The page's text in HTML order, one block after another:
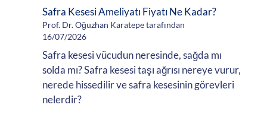
Safra Kesesi Ameliyatı Fiyatı Ne Kadar?
Prof. Dr. Oğuzhan Karatepe tarafından
16/07/2026
Safra kesesi vücudun neresinde, sağda mı
solda mı? Safra kesesi taşı ağrısı nereye vurur,
nerede hissedilir ve safra kesesinin görevleri
nelerdir?